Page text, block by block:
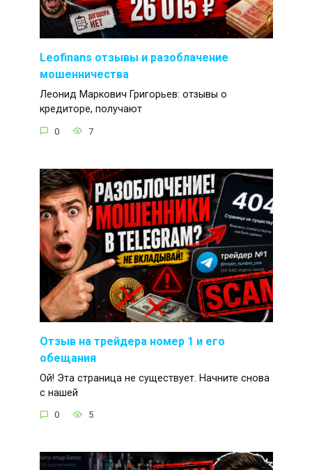
Leofinans отзывы и разоблачение
мошенничества
Леонид Маркович Григорьев: отзывы о
кредиторе, получают
0 7
Отзыв на трейдера номер 1 и его
обещания
Ой! Эта страница не существует. Начните снова
с нашей
0 5